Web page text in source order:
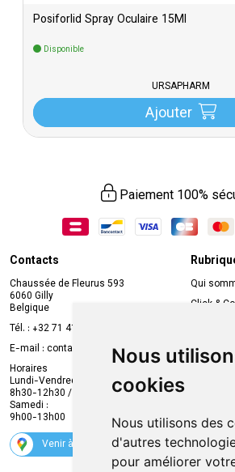
Nous
cookies
Nous utilisons des
d'autres
pour améliorer
Posiforlid Spray Oculaire 15Ml
Disponible
URSAPHARM
Ajouter
Paiement 100%
Contacts
Chaussée de Fleurus 593
6060 Gilly
Belgique
Tél. : +32 71 41 32 10
E-mail : contact
mvapharma.be
Horaires
Lundi-Vendredi :
8h30-12h30 / 13h30-18h30
Samedi :
9h00-13h00
Venir à la pharmacie
Qui
Click &
Compte
Envoi
Suivez-